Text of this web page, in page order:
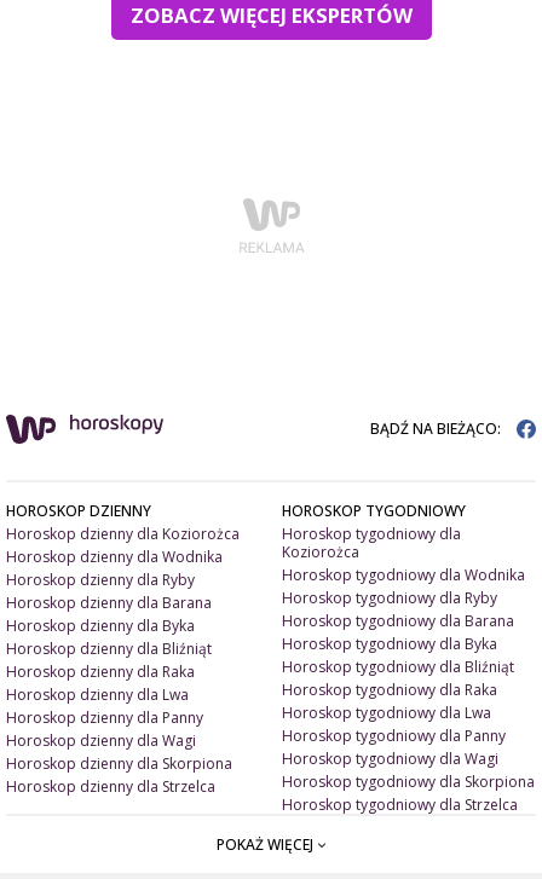
ZOBACZ WIĘCEJ EKSPERTÓW
BĄDŹ NA BIEŻĄCO:
HOROSKOP DZIENNY
Horoskop dzienny dla Koziorożca
Horoskop dzienny dla Wodnika
Horoskop dzienny dla Ryby
Horoskop dzienny dla Barana
Horoskop dzienny dla Byka
Horoskop dzienny dla Bliźniąt
Horoskop dzienny dla Raka
Horoskop dzienny dla Lwa
Horoskop dzienny dla Panny
Horoskop dzienny dla Wagi
Horoskop dzienny dla Skorpiona
Horoskop dzienny dla Strzelca
HOROSKOP TYGODNIOWY
Horoskop tygodniowy dla
Koziorożca
Horoskop tygodniowy dla Wodnika
Horoskop tygodniowy dla Ryby
Horoskop tygodniowy dla Barana
Horoskop tygodniowy dla Byka
Horoskop tygodniowy dla Bliźniąt
Horoskop tygodniowy dla Raka
Horoskop tygodniowy dla Lwa
Horoskop tygodniowy dla Panny
Horoskop tygodniowy dla Wagi
Horoskop tygodniowy dla Skorpiona
Horoskop tygodniowy dla Strzelca
ZNAK ZODIAKU A
POKAŻ WIĘCEJ